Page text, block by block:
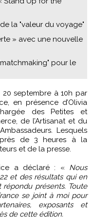
la "valeur du voyage"
» avec une nouvelle
pour le
en présence d’Olivia
des Petites et
de l’Artisanat et du
Lesquels
de 3 heures à la
et de la presse.
a déclaré : « Nous
et des résultats qui en
présents. Toute
se joint à moi pour
exposants et
de cette édition.